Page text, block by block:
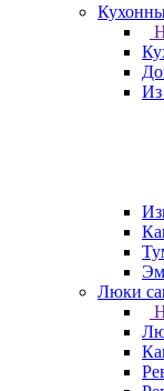
Из
Люки